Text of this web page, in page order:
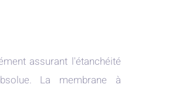
assurant l'étanchéité
La membrane à